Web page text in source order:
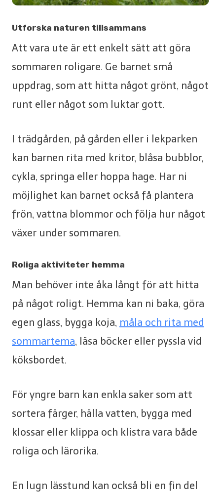
Utforska naturen tillsammans
Att vara ute är ett enkelt sätt att göra
sommaren roligare. Ge barnet små
uppdrag, som att hitta något grönt, något
runt eller något som luktar gott.
I trädgården, på gården eller i lekparken
kan barnen rita med kritor, blåsa bubblor,
cykla, springa eller hoppa hage. Har ni
möjlighet kan barnet också få plantera
frön, vattna blommor och följa hur något
växer under sommaren.
Roliga aktiviteter hemma
Man behöver inte åka långt för att hitta
på något roligt. Hemma kan ni baka, göra
egen glass, bygga koja, måla och rita med
sommartema, läsa böcker eller pyssla vid
köksbordet.
För yngre barn kan enkla saker som att
sortera färger, hälla vatten, bygga med
klossar eller klippa och klistra vara både
roliga och lärorika.
En lugn lässtund kan också bli en fin del